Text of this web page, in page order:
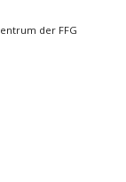
der FFG